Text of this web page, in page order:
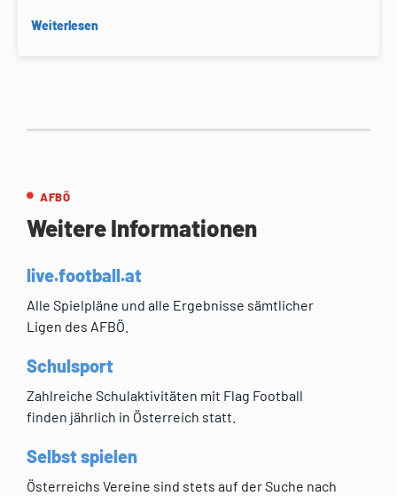
Weiterlesen
AFBÖ
Weitere Informationen
live.football.at
Alle Spielpläne und alle Ergebnisse sämtlicher
Ligen des AFBÖ.
Schulsport
Zahlreiche Schulaktivitäten mit Flag Football
finden jährlich in Österreich statt.
Selbst spielen
Österreichs Vereine sind stets auf der Suche nach